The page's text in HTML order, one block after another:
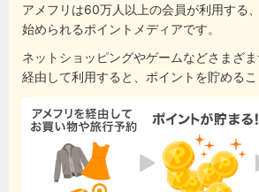
アメフリは60万人以上の会員が利用する
始められるポイントメディアです。
ネットショッピングやゲームなどさまざ
経由して利用すると、ポイントを貯めるこ